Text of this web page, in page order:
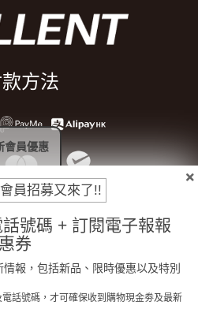
方法
原裝行貨保證
員招募又來了!!
號碼 + 訂閱電子報報
券
報，包括新品、限時優惠以及特別
話號碼，才可確保收到購物現金劵及最新
會員優惠